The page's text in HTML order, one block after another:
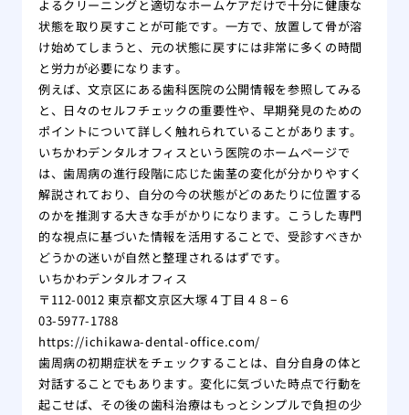
よるクリーニングと適切なホームケアだけで十分に健康な
状態を取り戻すことが可能です。一方で、放置して骨が溶
け始めてしまうと、元の状態に戻すには非常に多くの時間
と労力が必要になります。
例えば、文京区にある歯科医院の公開情報を参照してみる
と、日々のセルフチェックの重要性や、早期発見のための
ポイントについて詳しく触れられていることがあります。
いちかわデンタルオフィスという医院のホームページで
は、歯周病の進行段階に応じた歯茎の変化が分かりやすく
解説されており、自分の今の状態がどのあたりに位置する
のかを推測する大きな手がかりになります。こうした専門
的な視点に基づいた情報を活用することで、受診すべきか
どうかの迷いが自然と整理されるはずです。
いちかわデンタルオフィス
〒112-0012 東京都文京区大塚４丁目４８−６
03-5977-1788
https://ichikawa-dental-office.com/
歯周病の初期症状をチェックすることは、自分自身の体と
対話することでもあります。変化に気づいた時点で行動を
起こせば、その後の歯科治療はもっとシンプルで負担の少